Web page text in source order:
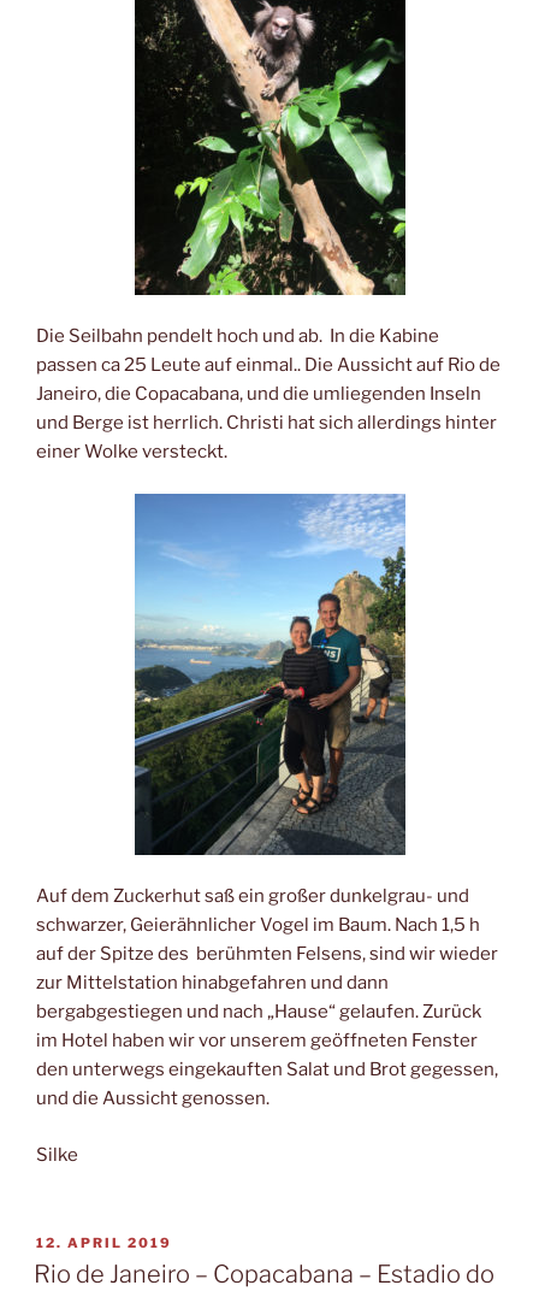
Die Seilbahn pendelt hoch und ab. In die Kabine
passen ca 25 Leute auf einmal.. Die Aussicht auf Rio de
Janeiro, die Copacabana, und die umliegenden Inseln
und Berge ist herrlich. Christi hat sich allerdings hinter
einer Wolke versteckt.
Auf dem Zuckerhut saß ein großer dunkelgrau- und
schwarzer, Geierähnlicher Vogel im Baum. Nach 1,5 h
auf der Spitze des berühmten Felsens, sind wir wieder
zur Mittelstation hinabgefahren und dann
bergabgestiegen und nach „Hause“ gelaufen. Zurück
im Hotel haben wir vor unserem geöffneten Fenster
den unterwegs eingekauften Salat und Brot gegessen,
und die Aussicht genossen.
Silke
VERÖFFENTLICHT
AM
12. APRIL 2019
Rio de Janeiro – Copacabana – Estadio do